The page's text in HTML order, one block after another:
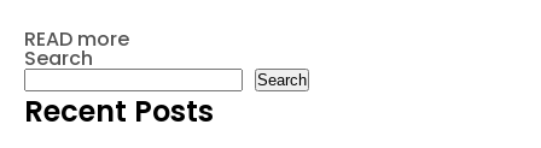
READ more
Search
Search
Recent Posts